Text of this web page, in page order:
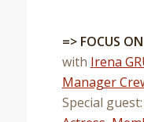
=> FOCUS
with Irena
Manager
Special guest: